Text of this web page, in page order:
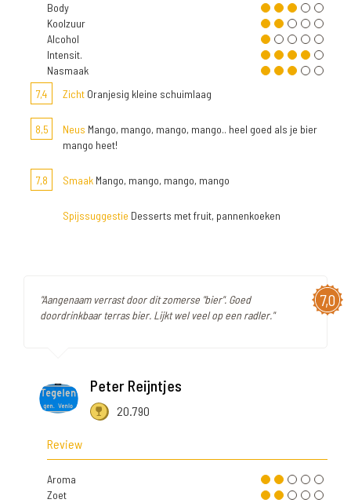
Body
Koolzuur
Alcohol
Intensit.
Nasmaak
7,4
Zicht Oranjesig kleine schuimlaag
8,5 Neus Mango, mango, mango, mango.. heel goed als je bier
mango heet!
7,8 Smaak Mango, mango, mango, mango
Spijssuggestie Desserts met fruit, pannenkoeken
7,0
"Aangenaam verrast door dit zomerse "bier". Goed
doordrinkbaar terras bier. Lijkt wel veel op een radler."
Peter Reijntjes
20.790
Review
Aroma
Zoet